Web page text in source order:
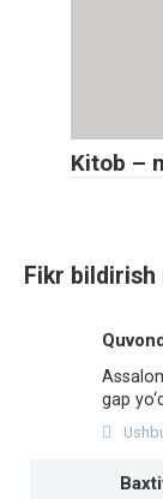
Kitob –
Fikr bildirish
gap